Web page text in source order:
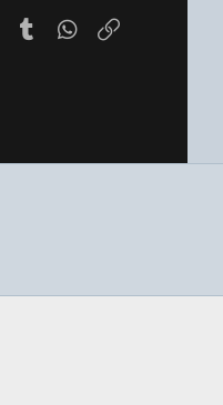
PinterestTumblr WhatsApp